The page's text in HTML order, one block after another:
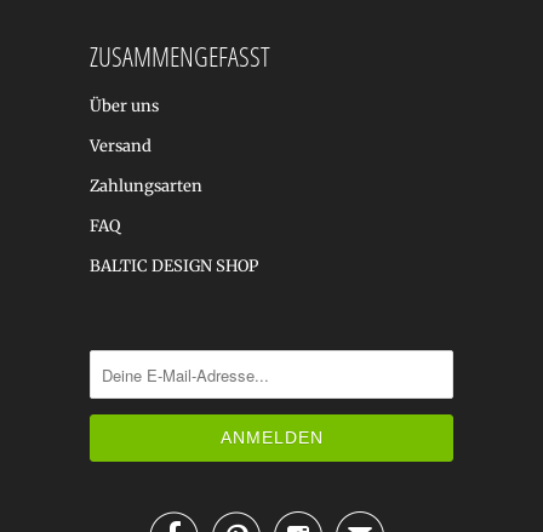
ZUSAMMENGEFASST
Über uns
Versand
Zahlungsarten
FAQ
BALTIC DESIGN SHOP